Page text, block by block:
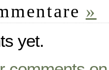
»
yet.